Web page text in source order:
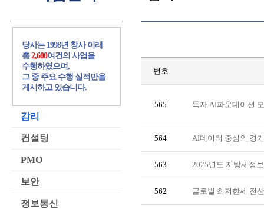
번호
565 독자 AI파운데이션
564 AI데이터 중심의 경
563 2025년도 지방세정
562 글로벌 최저한세 전
당사는 1998년 창사 이래
총2,600여건의 사업을
수행하였으며,
그 중 주요 수행 실적만을
게시하고 있습니다.
감리
컨설팅
PMO
보안
정보통신